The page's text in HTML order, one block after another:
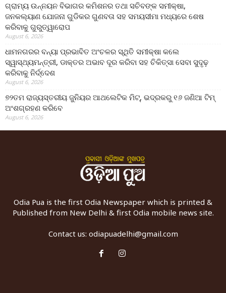
ଗ୍ରାମ୍ୟ ଉନ୍ନୟନ ବିଭାଗର କମିଶନର ତଥା ସଚିବଙ୍କ ସମୀକ୍ଷା,
ଜନକଲ୍ୟାଣ ଯୋଜନା ଗୁଡିକର ଗୁଣବତା ସହ ସମୟସୀମା ମଧ୍ୟରେ ଶେଷ
କରିବାକୁ ଗୁରୁତ୍ୱାରୋପ
August 6, 2026
ଧାମନଗରର ବନ୍ୟା ପ୍ରଭାବିତ ଅଂଚଳର ସ୍ଥିତି ସମୀକ୍ଷା କଲେ
ସ୍ୱାସ୍ଥ୍ୟମନ୍ତ୍ରୀ, ଡାକ୍ତର ଅଭାବ ଦୂର କରିବା ସହ ଚିକିତ୍ସା ସେବା ସୁଦୃଢ଼
କରିବାକୁ ନିର୍ଦ୍ଦେଶ
August 6, 2026
୭୨ତମ ରାଜ୍ୟସ୍ତରୀୟ ଜୁନିୟର ଆଥଲେଟିକ ମିଟ୍‌, ଭଦ୍ରକରୁ ୧୬ ଜଣିଆ ଟିମ୍
ଅଂଶଗ୍ରହଣ କରିବେ
August 6, 2026
Odia Pua is the first Odia Newspaper which is printed &
Published from New Delhi & first Odia mobile news site.
Contact us: odiapuadelhi@gmail.com